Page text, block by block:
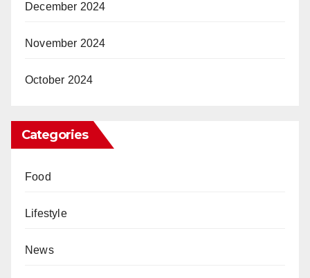
December 2024
November 2024
October 2024
Categories
Food
Lifestyle
News